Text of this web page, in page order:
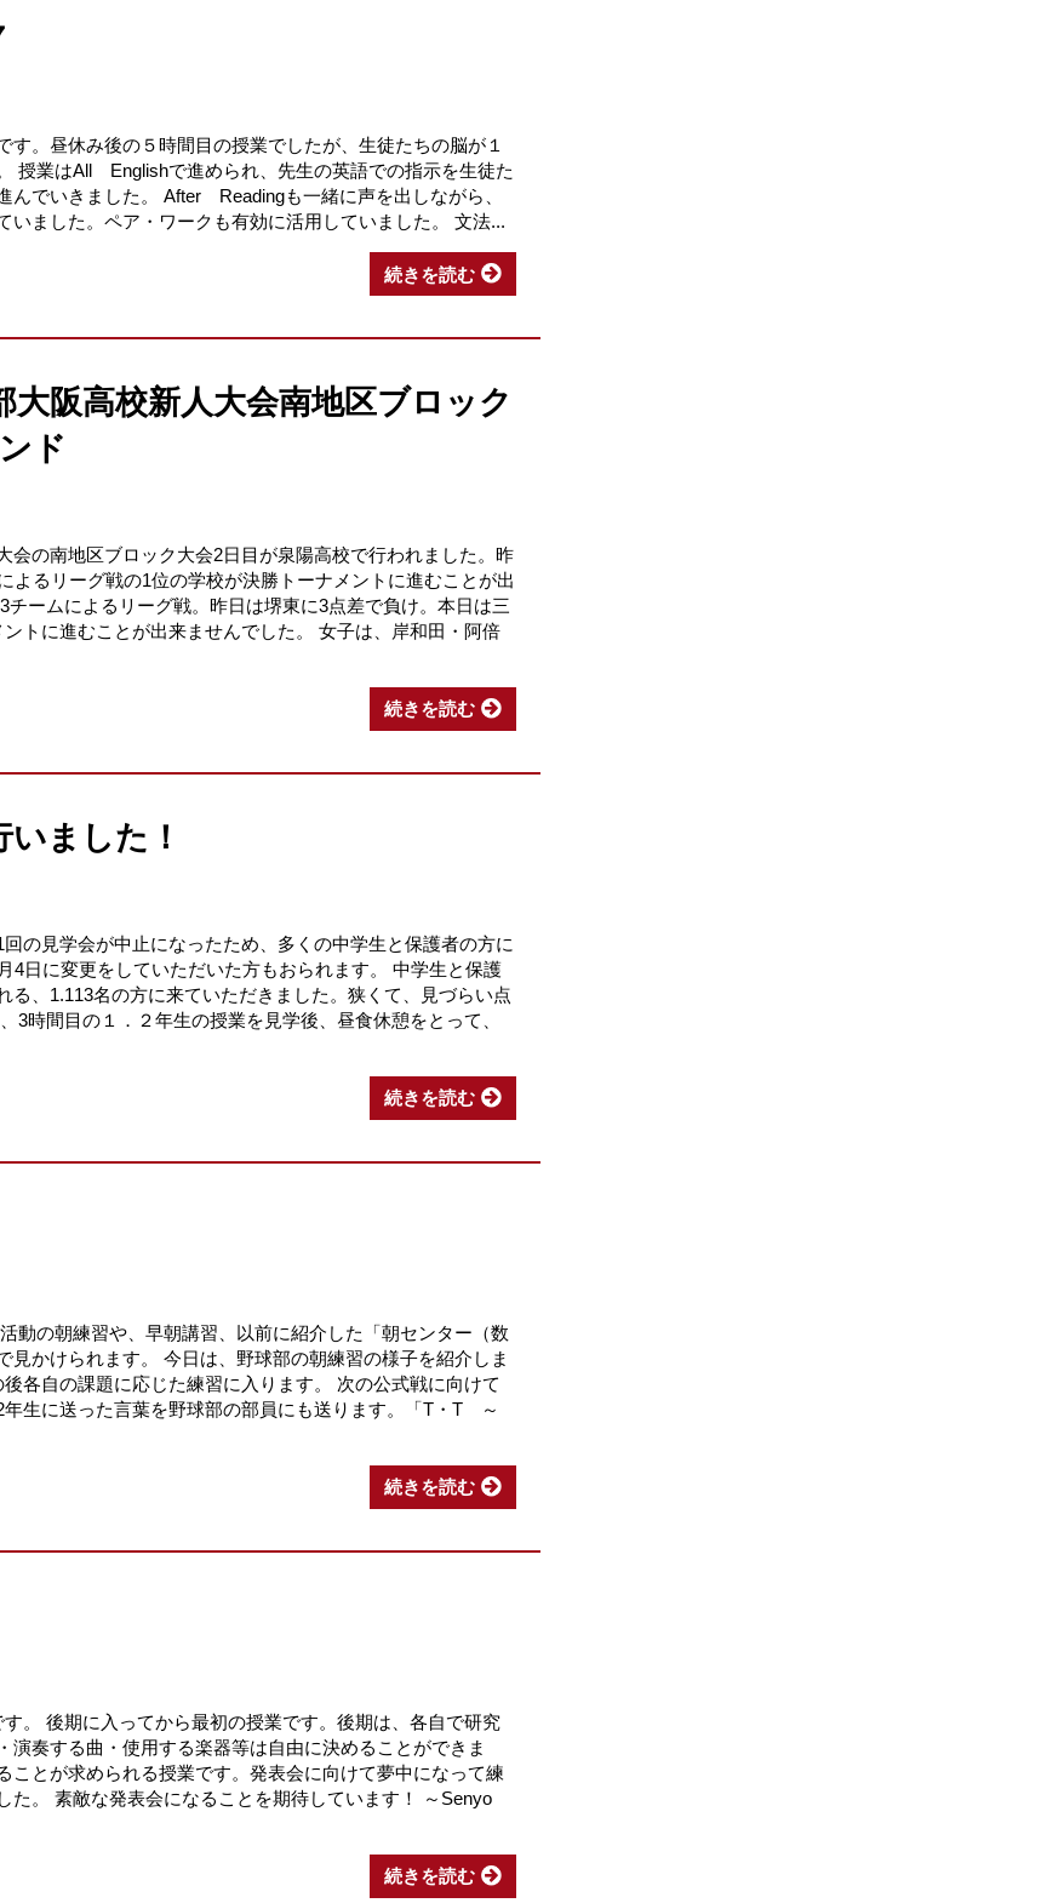
。昼休み後の５時間目の授業でしたが、生徒たちの脳が１
授業はAll Englishで進められ、先生の英語での指示を生徒た
んでいきました。 After Readingも一緒に声を出しながら、
いました。ペア・ワークも有効に活用していました。 文法...
続きを読む
大阪高校新人大会南地区ブロック
ド
会の南地区ブロック大会2日目が泉陽高校で行われました。昨
よるリーグ戦の1位の学校が決勝トーナメントに進むことが出
ームによるリーグ戦。昨日は堺東に3点差で負け。本日は三
トに進むことが出来ませんでした。 女子は、岸和田・阿倍
続きを読む
ました！
の見学会が中止になったため、多くの中学生と保護者の方に
4日に変更をしていただいた方もおられます。 中学生と保護
る、1.113名の方に来ていただきました。狭くて、見づらい点
3時間目の１．２年生の授業を見学後、昼食休憩をとって、
続きを読む
動の朝練習や、早朝講習、以前に紹介した「朝センター（数
見かけられます。 今日は、野球部の朝練習の様子を紹介しま
各自の課題に応じた練習に入ります。 次の公式戦に向けて
生に送った言葉を野球部の部員にも送ります。「T・T ～
続きを読む
。 後期に入ってから最初の授業です。後期は、各自で研究
演奏する曲・使用する楽器等は自由に決めることができま
ことが求められる授業です。発表会に向けて夢中になって練
た。 素敵な発表会になることを期待しています！ ～Senyo
続きを読む